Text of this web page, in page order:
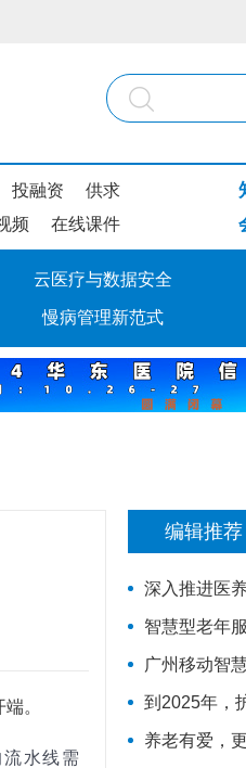
投融资 供求
频 在线课件
云医疗与数据安全
慢病管理新范式
。
水线需
编辑推荐
深入推进医
智慧型老年服务
广州移动智慧养
到2025年，护理型
养老有爱，更有